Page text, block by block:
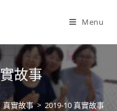
Menu
故事
真實故事 > 2019-10 真實故事